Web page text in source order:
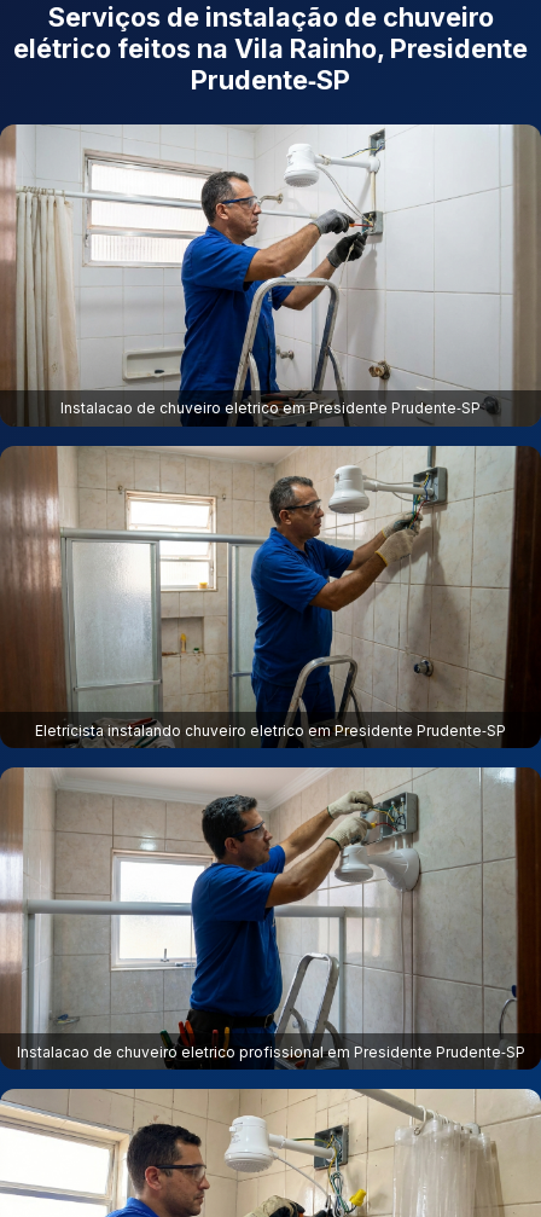
Serviços de instalação de chuveiro
elétrico feitos na Vila Rainho, Presidente
Prudente‑SP
Instalacao de chuveiro eletrico em Presidente Prudente‑SP
Eletricista instalando chuveiro eletrico em Presidente Prudente‑SP
Instalacao de chuveiro eletrico profissional em Presidente Prudente‑SP